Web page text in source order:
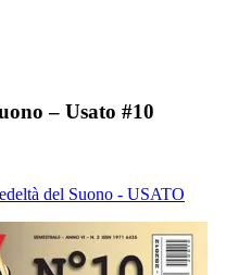
– Usato #10
del Suono - USATO